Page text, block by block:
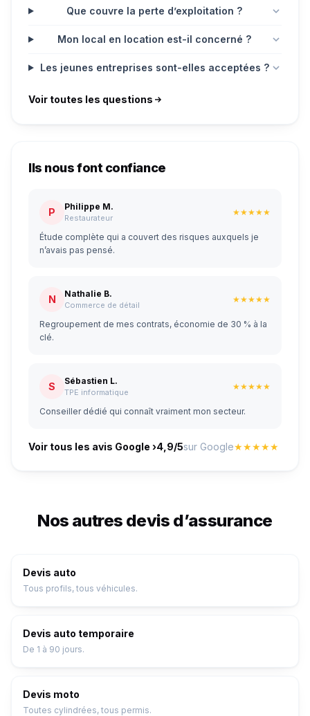
Que couvre la perte d’exploitation ?
Mon local en location est-il concerné ?
Les jeunes entreprises sont-elles acceptées ?
Voir toutes les questions
Ils nous font confiance
P Philippe M.
Restaurateur
★★★★★
Étude complète qui a couvert des risques auxquels je
n’avais pas pensé.
N Nathalie B.
Commerce de détail
★★★★★
Regroupement de mes contrats, économie de 30 % à la
clé.
S Sébastien L.
TPE informatique
★★★★★
Conseiller dédié qui connaît vraiment mon secteur.
Voir tous les avis Google ›4,9/5sur Google★★★★★
Nos autres devis d’assurance
Devis auto
Tous profils, tous véhicules.
Devis auto temporaire
De 1 à 90 jours.
Devis moto
Toutes cylindrées, tous permis.